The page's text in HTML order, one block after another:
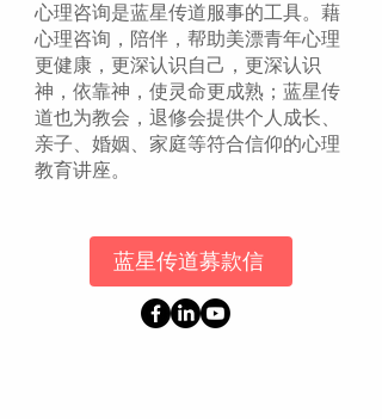
心理咨询是蓝星传道服事的工具。藉
心理咨询，陪伴，帮助美漂青年心理
更健康，更深认识自己，更深认识
神，依靠神，使灵命更成熟；蓝星传
道也为教会，退修会提供个人成长、
亲子、婚姻、家庭等符合信仰的心理
教育讲座。
蓝星传道募款信